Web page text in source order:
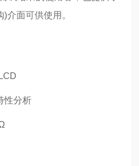
介面可供使用。
性分析